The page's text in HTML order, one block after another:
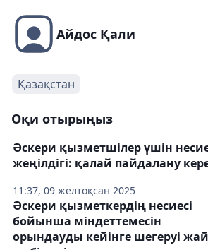
Айдос Қали
Қазақстан
Оқи отырыңыз
11:37, 09 желтоқсан 2025
Әскери қызметшілер үшін
жеңілдігі: қалай пайдалану
Әскери қызметкердің несиесі
бойынша міндеттемесін
орындауды кейінге шегеруі